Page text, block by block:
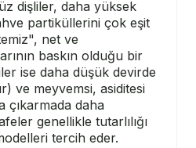
dişliler, daha yüksek
partiküllerini çok eşit
net ve
baskın olduğu bir
ise daha düşük devirde
ve meyvemsi, asiditesi
çıkarmada daha
genellikle tutarlılığı
tercih eder.